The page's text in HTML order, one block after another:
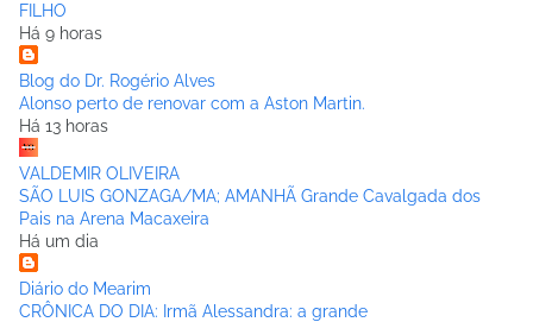
FILHO
Há 9 horas
Blog do Dr. Rogério Alves
Alonso perto de renovar com a Aston Martin.
Há 13 horas
VALDEMIR OLIVEIRA
SÃO LUIS GONZAGA/MA; AMANHÃ Grande Cavalgada dos
Pais na Arena Macaxeira
Há um dia
Diário do Mearim
CRÔNICA DO DIA: Irmã Alessandra: a grande